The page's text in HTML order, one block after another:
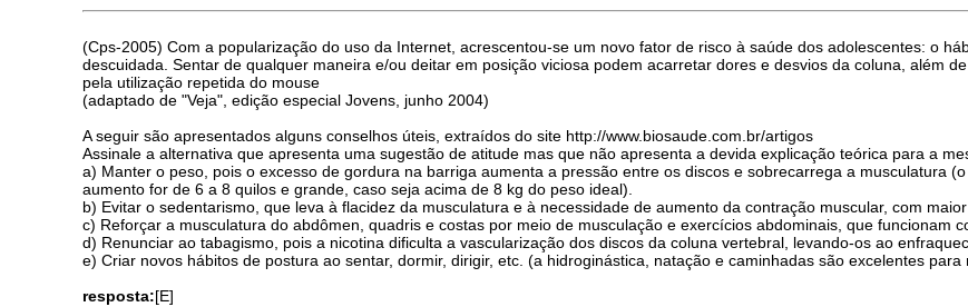
(Cps-2005) Com a popularização do uso da Internet, acrescentou-se um novo fator de risco à saúde dos adolescentes: o
descuidada. Sentar de qualquer maneira e/ou deitar em posição viciosa podem acarretar dores e desvios da coluna, além
pela utilização repetida do mouse
(adaptado de "Veja", edição especial Jovens, junho 2004)
A seguir são apresentados alguns conselhos úteis, extraídos do site http://www.biosaude.com.br/artigos
Assinale a alternativa que apresenta uma sugestão de atitude mas que não apresenta a devida explicação teórica para a
a) Manter o peso, pois o excesso de gordura na barriga aumenta a pressão entre os discos e sobrecarrega a musculatura
aumento for de 6 a 8 quilos e grande, caso seja acima de 8 kg do peso ideal).
b) Evitar o sedentarismo, que leva à flacidez da musculatura e à necessidade de aumento da contração muscular, com
c) Reforçar a musculatura do abdômen, quadris e costas por meio de musculação e exercícios abdominais, que funcionam
d) Renunciar ao tabagismo, pois a nicotina dificulta a vascularização dos discos da coluna vertebral, levando-os ao
e) Criar novos hábitos de postura ao sentar, dormir, dirigir, etc. (a hidroginástica, natação e caminhadas são excelentes para
resposta:[E]